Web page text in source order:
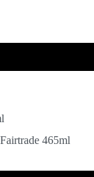
465ml